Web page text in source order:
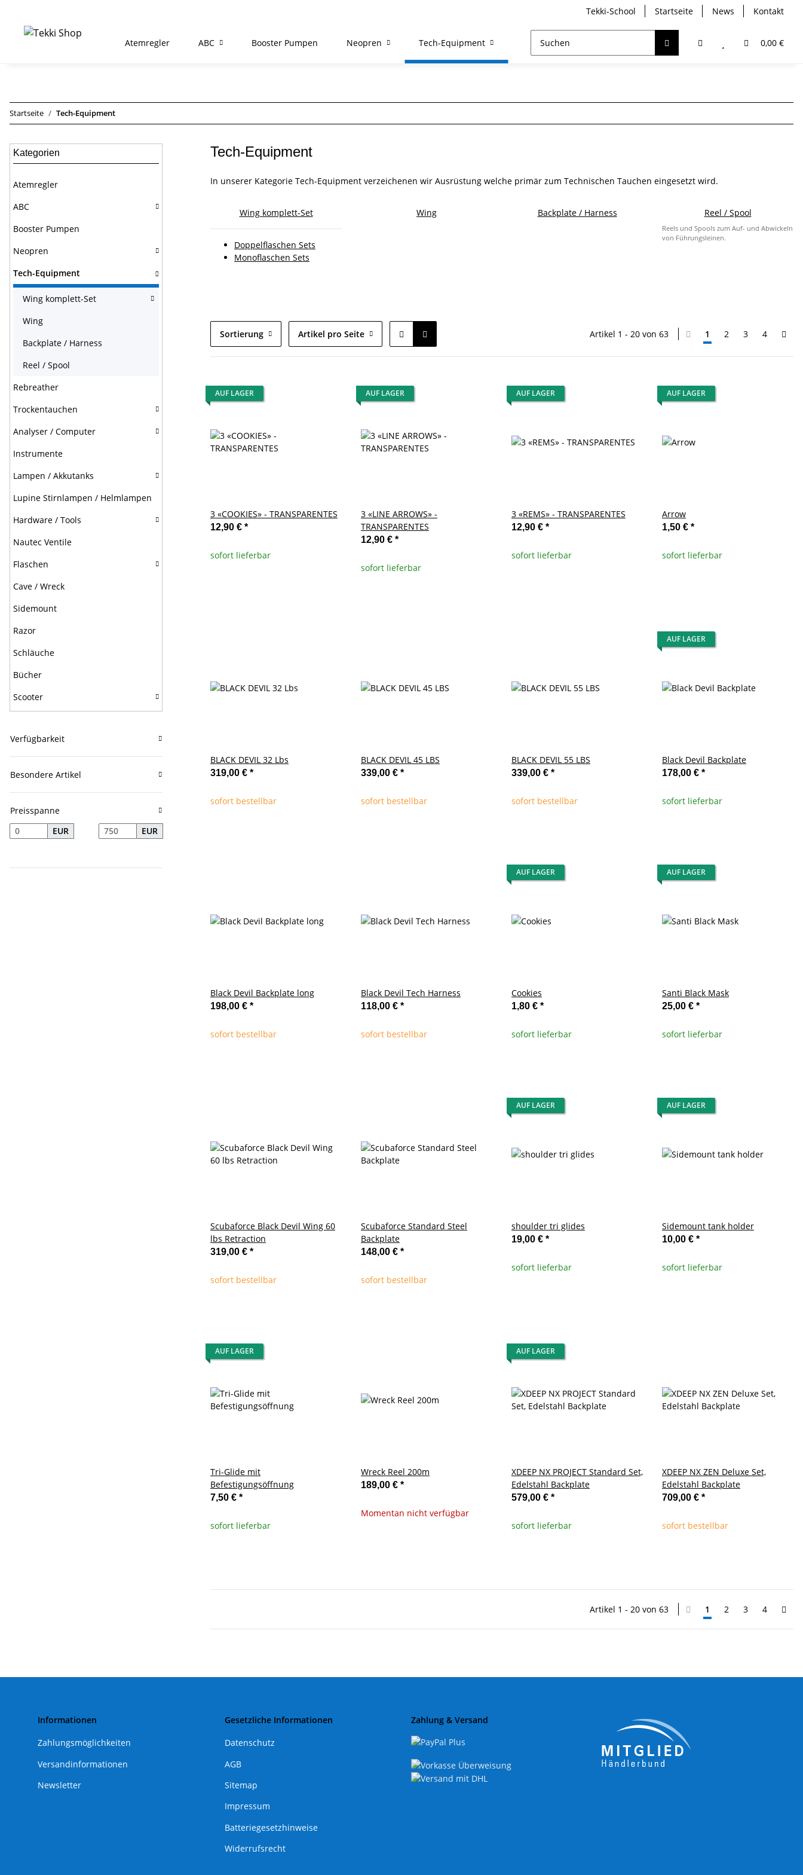
Tekki-School Startseite News Kontakt
0,00 €
Atemregler ABC Booster Pumpen Neopren Tech-Equipment Rebreather Analyser / Computer
Startseite Tech-Equipment
Tech-Equipment
In unserer Kategorie Tech-Equipment verzeichenen wir Ausrüstung welche primär zum Technischen Tauchen eingesetzt wird.
Wing komplett-Set
Doppelflaschen Sets
Monoflaschen Sets
Wing Backplate / Harness Reel / Spool
Reels und Spools zum Auf- und Abwickeln
von Führungsleinen.
Sortierung Artikel pro Seite Artikel 1 - 20 von 63 1 2 3 4
AUF LAGER
3 «COOKIES» - TRANSPARENTES
12,90 € *
sofort lieferbar
AUF LAGER
3 «LINE ARROWS» -
TRANSPARENTES
12,90 € *
sofort lieferbar
AUF LAGER
3 «REMS» - TRANSPARENTES
12,90 € *
sofort lieferbar
AUF LAGER
Arrow
1,50 € *
sofort lieferbar
BLACK DEVIL 32 Lbs
319,00 € *
sofort bestellbar
BLACK DEVIL 45 LBS
339,00 € *
sofort bestellbar
BLACK DEVIL 55 LBS
339,00 € *
sofort bestellbar
AUF LAGER
Black Devil Backplate
178,00 € *
sofort lieferbar
Black Devil Backplate long
198,00 € *
sofort bestellbar
Black Devil Tech Harness
118,00 € *
sofort bestellbar
AUF LAGER
Cookies
1,80 € *
sofort lieferbar
AUF LAGER
Santi Black Mask
25,00 € *
sofort lieferbar
Scubaforce Black Devil Wing 60
lbs Retraction
319,00 € *
sofort bestellbar
Scubaforce Standard Steel
Backplate
148,00 € *
sofort bestellbar
AUF LAGER
shoulder tri glides
19,00 € *
sofort lieferbar
AUF LAGER
Sidemount tank holder
10,00 € *
sofort lieferbar
AUF LAGER
Tri-Glide mit
Befestigungsöffnung
7,50 € *
sofort lieferbar
Wreck Reel 200m
189,00 € *
Momentan nicht verfügbar
AUF LAGER
XDEEP NX PROJECT Standard Set,
Edelstahl Backplate
579,00 € *
sofort lieferbar
XDEEP NX ZEN Deluxe Set,
Edelstahl Backplate
709,00 € *
sofort bestellbar
Artikel 1 - 20 von 63 1 2 3 4
Kategorien
Atemregler
ABC
Booster Pumpen
Neopren
Tech-Equipment
Wing komplett-Set
Wing
Backplate / Harness
Reel / Spool
Rebreather
Trockentauchen
Analyser / Computer
Instrumente
Lampen / Akkutanks
Lupine Stirnlampen / Helmlampen
Hardware / Tools
Nautec Ventile
Flaschen
Cave / Wreck
Sidemount
Razor
Schläuche
Bücher
Scooter
Verfügbarkeit
Besondere Artikel
Preisspanne
EUR
EUR
Informationen
Zahlungsmöglichkeiten
Versandinformationen
Newsletter
Gesetzliche Informationen
Datenschutz
AGB
Sitemap
Impressum
Batteriegesetzhinweise
Widerrufsrecht
Zahlung & Versand